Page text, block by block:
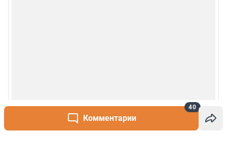
Комментарии
40